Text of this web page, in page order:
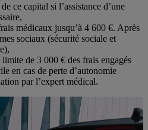
ce capital si l’assistance d’une
médicaux jusqu’à 4 600 €. Après
sociaux (sécurité sociale et
de 3 000 € des frais engagés
en cas de perte d’autonomie
par l’expert médical.